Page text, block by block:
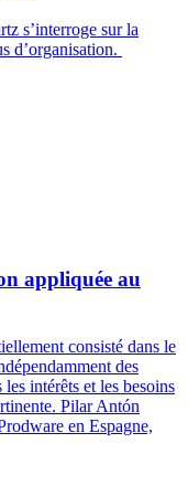
s’interroge sur la
d’organisation.
appliquée au
consisté dans le
des
intérêts et les besoins
Pilar Antón
en Espagne,